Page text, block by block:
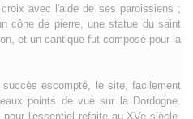
avec l'aide de ses paroissiens ;
cône de pierre, une statue du saint
et un cantique fut composé pour la
escompté, le site, facilement
points de vue sur la Dordogne.
l'essentiel refaite au XVe siècle,